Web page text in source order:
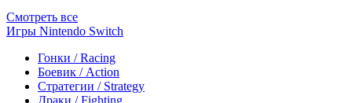
Смотреть все
Игры Nintendo Switch
Гонки / Racing
Боевик / Action
Стратегии / Strategy
Драки / Fighting